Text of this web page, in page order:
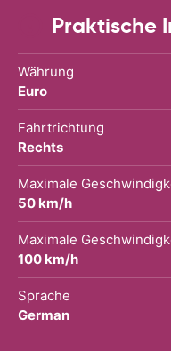
Praktische
Währung
Euro
Fahrtrichtung
Rechts
Maximale
50 km/h
Maximale
100 km/h
Sprache
German